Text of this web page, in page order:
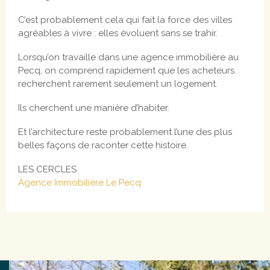
C’est probablement cela qui fait la force des villes
agréables à vivre : elles évoluent sans se trahir.
Lorsqu’on travaille dans une agence immobilière au
Pecq, on comprend rapidement que les acheteurs
recherchent rarement seulement un logement.
Ils cherchent une manière d’habiter.
Et l’architecture reste probablement l’une des plus
belles façons de raconter cette histoire.
LES CERCLES
Agence Immobilière Le Pecq